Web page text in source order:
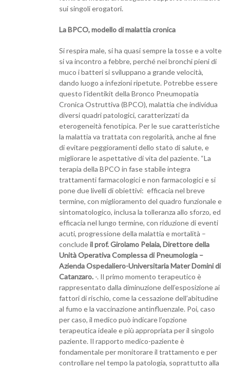
sui singoli erogatori.
La BPCO, modello di malattia cronica
Si respira male, si ha quasi sempre la tosse e a volte
si va incontro a febbre, perché nei bronchi pieni di
muco i batteri si sviluppano a grande velocità,
dando luogo a infezioni ripetute. Potrebbe essere
questo l’identikit della Bronco Pneumopatia
Cronica Ostruttiva (BPCO), malattia che individua
diversi quadri patologici, caratterizzati da
eterogeneità fenotipica. Per le sue caratteristiche
la malattia va trattata con regolarità, anche al fine
di evitare peggioramenti dello stato di salute, e
migliorare le aspettative di vita del paziente. “La
terapia della BPCO in fase stabile integra
trattamenti farmacologici e non farmacologici e si
pone due livelli di obiettivi: efficacia nel breve
termine, con miglioramento del quadro funzionale e
sintomatologico, inclusa la tolleranza allo sforzo, ed
efficacia nel lungo termine, con riduzione di eventi
acuti, progressione della malattia e mortalità –
concludeil prof. Girolamo Pelaia, Direttore della
Unità Operativa Complessa di Pneumologia –
Azienda Ospedaliero-Universitaria Mater Domini di
Catanzaro. -. Il primo momento terapeutico è
rappresentato dalla diminuzione dell’esposizione ai
fattori di rischio, come la cessazione dell’abitudine
al fumo e la vaccinazione antinfluenzale. Poi, caso
per caso, il medico può indicare l’opzione
terapeutica ideale e più appropriata per il singolo
paziente. Il rapporto medico-paziente è
fondamentale per monitorare il trattamento e per
controllare nel tempo la patologia, soprattutto alla